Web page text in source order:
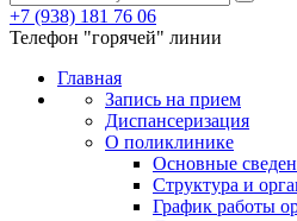
+7 (938) 181 76 06
Телефон "горячей" линии
Главная
Запись на прием
Диспансеризация
О поликлинике
Основные
Структура и
График работы